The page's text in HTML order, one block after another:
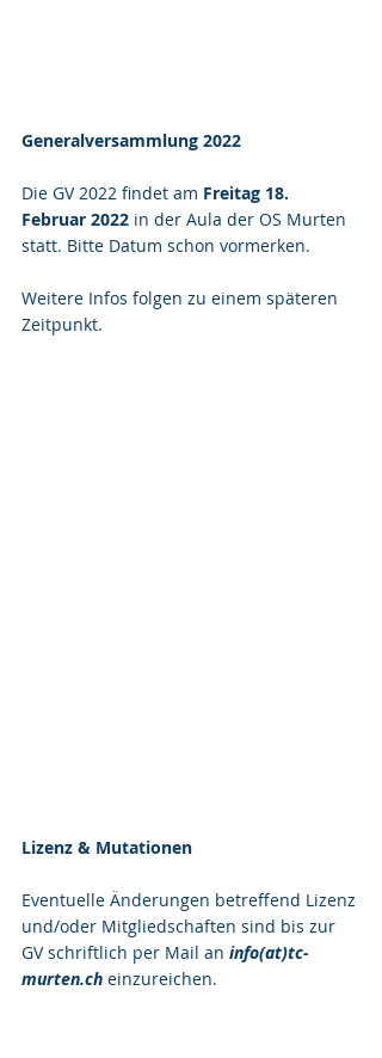
Generalversammlung 2022
Die GV 2022 findet am Freitag 18.
Februar 2022 in der Aula der OS Murten
statt. Bitte Datum schon vormerken.
Weitere Infos folgen zu einem späteren
Zeitpunkt.
Lizenz & Mutationen
Eventuelle Änderungen betreffend Lizenz
und/oder Mitgliedschaften sind bis zur
GV schriftlich per Mail an info(at)tc-
murten.ch einzureichen.